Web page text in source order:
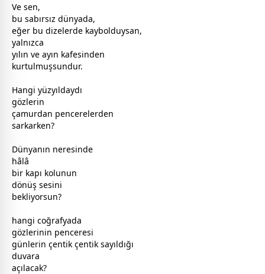
Ve sen,
bu sabırsız dünyada,
eğer bu dizelerde kaybolduysan,
yalnızca
yılın ve ayın kafesinden
kurtulmuşsundur.
Hangi yüzyıldaydı
gözlerin
çamurdan pencerelerden
sarkarken?
Dünyanın neresinde
hâlâ
bir kapı kolunun
dönüş sesini
bekliyorsun?
hangi coğrafyada
gözlerinin penceresi
günlerin çentik çentik sayıldığı
duvara
açılacak?